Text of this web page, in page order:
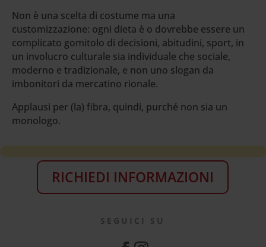
Non è una scelta di costume ma una
customizzazione: ogni dieta è o dovrebbe essere un
complicato gomitolo di decisioni, abitudini, sport, in
un involucro culturale sia individuale che sociale,
moderno e tradizionale, e non uno slogan da
imbonitori da mercatino rionale.
Applausi per (la) fibra, quindi, purché non sia un
monologo.
RICHIEDI INFORMAZIONI
SEGUICI SU